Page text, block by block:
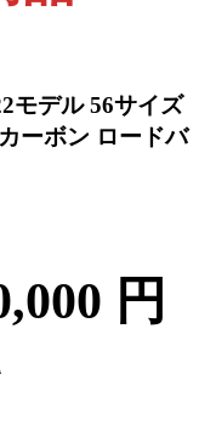
モデル 56サイズ
ーボン ロードバ
円